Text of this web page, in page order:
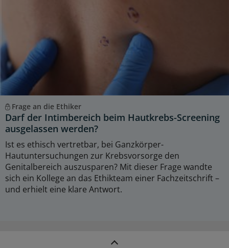
Frage an die Ethiker
Darf der Intimbereich beim Hautkrebs-Screening
ausgelassen werden?
Ist es ethisch vertretbar, bei Ganzkörper-
Hautuntersuchungen zur Krebsvorsorge den
Genitalbereich auszusparen? Mit dieser Frage wandte
sich ein Kollege an das Ethikteam einer Fachzeitschrift –
und erhielt eine klare Antwort.